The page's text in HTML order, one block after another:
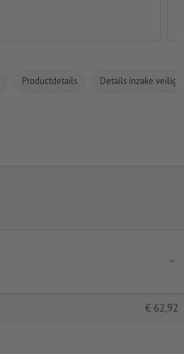
Productdetails Details inzake
€ 62,92